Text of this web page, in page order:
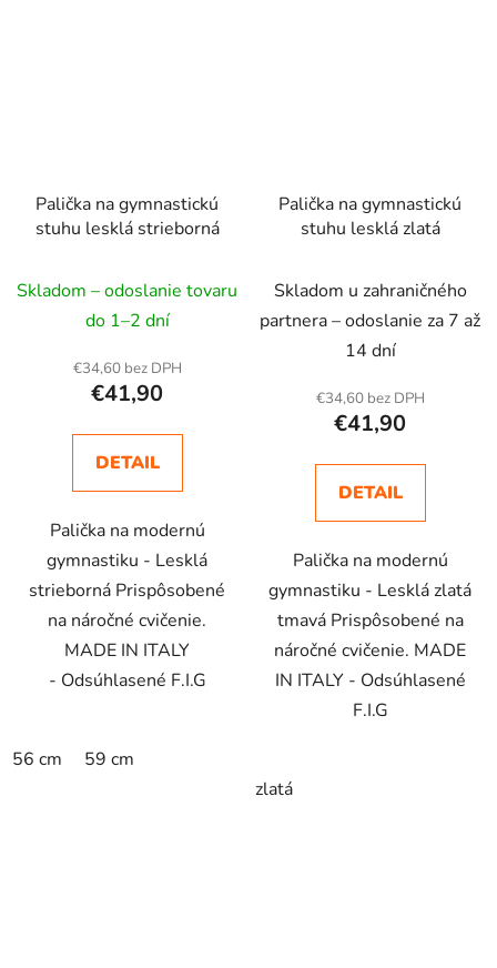
Palička na gymnastickú
stuhu lesklá strieborná
Skladom – odoslanie tovaru
do 1–2 dní
€34,60 bez DPH
€41,90
DETAIL
Palička na modernú
gymnastiku - Lesklá
strieborná Prispôsobené
na náročné cvičenie.
MADE IN ITALY
- Odsúhlasené F.I.G
56 cm 59 cm
Palička na gymnastickú
stuhu lesklá zlatá
Skladom u zahraničného
partnera – odoslanie za 7 až
14 dní
€34,60 bez DPH
€41,90
DETAIL
Palička na modernú
gymnastiku - Lesklá zlatá
tmavá Prispôsobené na
náročné cvičenie. MADE
IN ITALY - Odsúhlasené
F.I.G
zlatá